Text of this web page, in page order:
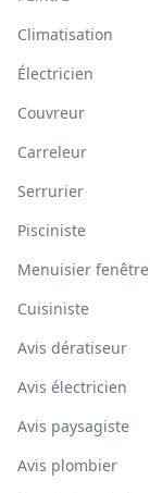
Climatisation
Électricien
Couvreur
Carreleur
Serrurier
Pisciniste
Menuisier fenêtre
Cuisiniste
Avis dératiseur
Avis électricien
Avis paysagiste
Avis plombier